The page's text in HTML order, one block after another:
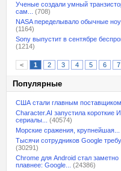
Ученые создали умный
сам...
(708)
NASA переделывало обычные
(1164)
Sony выпустит в сентябре
(1214)
< 1 2 3 4 5 6 7
Популярные
США стали главным
Character.AI запустила короткие
сериалы...
(40574)
Морские сражения, крупнейшая...
Тысячи сотрудников Google
(30291)
Chrome для Android стал заметно
плавнее: Google...
(24386)